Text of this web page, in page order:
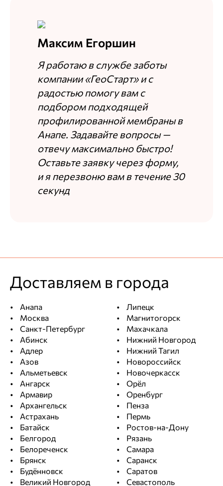
Максим Егоршин
Я работаю в службе заботы
компании «ГеоСтарт» и с
радостью помогу вам с
подбором подходящей
профилированной мембраны в
Анапе. Задавайте вопросы —
отвечу максимально быстро!
Оставьте заявку через форму,
и я перезвоню вам в течение 30
секунд
Доставляем в города
Анапа
Москва
Санкт-Петербург
Абинск
Адлер
Азов
Альметьевск
Ангарск
Армавир
Архангельск
Астрахань
Батайск
Белгород
Белореченск
Брянск
Будённовск
Великий Новгород
Липецк
Магнитогорск
Махачкала
Нижний Новгород
Нижний Тагил
Новороссийск
Новочеркасск
Орёл
Оренбург
Пенза
Пермь
Ростов-на-Дону
Рязань
Самара
Саранск
Саратов
Севастополь